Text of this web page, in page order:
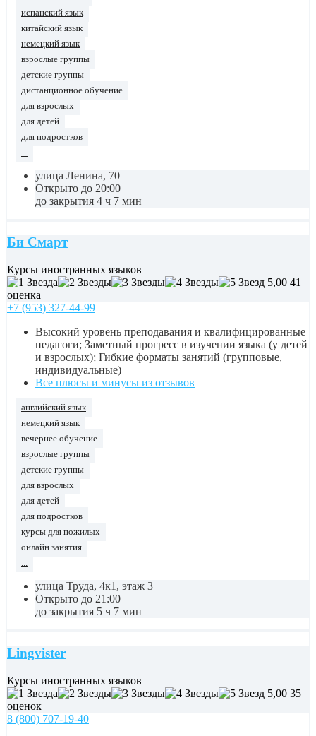
испанский язык
китайский язык
немецкий язык
взрослые группы
детские группы
дистанционное обучение
для взрослых
для детей
для подростков
улица Ленина, 70
Открыто до 20:00
до закрытия 4 ч 7 мин
Би Смарт
Курсы иностранных языков
5,00 41
оценка
+7 (953) 327-44-99
Высокий уровень преподавания и квалифицированные
педагоги; Заметный прогресс в изучении языка (у детей
и взрослых); Гибкие форматы занятий (групповые,
индивидуальные)
Все плюсы и минусы из отзывов
английский язык
немецкий язык
вечернее обучение
взрослые группы
детские группы
для взрослых
для детей
для подростков
курсы для пожилых
онлайн занятия
...
улица Труда, 4к1, этаж 3
Открыто до 21:00
до закрытия 5 ч 7 мин
Lingvister
Курсы иностранных языков
5,00 35
оценок
8 (800) 707-19-40